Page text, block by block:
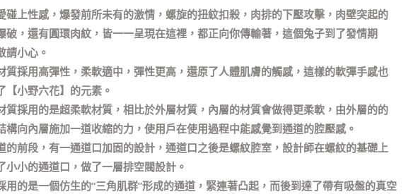
碰上性感，爆發前所未有的激情，螺旋的扭紋扣殺，肉排的下壓攻擊，肉壁突起的
破，還有圓環肉紋，皆一一呈現在這裡，都正向你傳輸著，這個兔子到了發情期
請小心。
質採用高彈性，柔軟適中，彈性更高，還原了人體肌膚的觸感，這樣的軟彈手感也
【小野六花】的元素。
質採用的是超柔軟材質，相比於外層材質，內層的材質會做得更柔軟，由外層的的
構向內層施加一道收縮的力，使用戶在使用過程中能感覺到通道的腔壓感。
的前段，有一通道口加固的設計，通道口之後是螺紋腔室，設計師在螺紋的基礎上
小小的通道口，做了一層排空閥設計。
用的是一個仿生的“三角肌群”形成的通道，緊連著凸起，而後到達了帶有吸盤的真空